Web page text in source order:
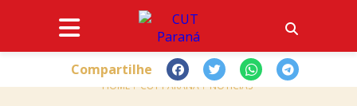
HOME CUT PARANÁ NOTÍCIAS
Compartilhe